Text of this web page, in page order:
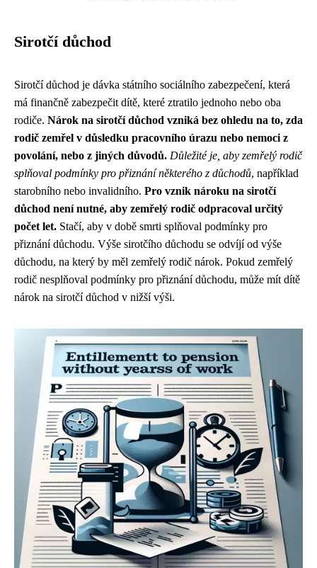
Sirotčí důchod
Sirotčí důchod je dávka státního sociálního zabezpečení, která
má finančně zabezpečit dítě, které ztratilo jednoho nebo oba
rodiče. Nárok na sirotčí důchod vzniká bez ohledu na to, zda
rodič zemřel v důsledku pracovního úrazu nebo nemoci z
povolání, nebo z jiných důvodů. Důležité je, aby zemřelý rodič
splňoval podmínky pro přiznání některého z důchodů, například
starobního nebo invalidního. Pro vznik nároku na sirotčí
důchod není nutné, aby zemřelý rodič odpracoval určitý
počet let. Stačí, aby v době smrti splňoval podmínky pro
přiznání důchodu. Výše sirotčího důchodu se odvíjí od výše
důchodu, na který by měl zemřelý rodič nárok. Pokud zemřelý
rodič nesplňoval podmínky pro přiznání důchodu, může mít dítě
nárok na sirotčí důchod v nižší výši.